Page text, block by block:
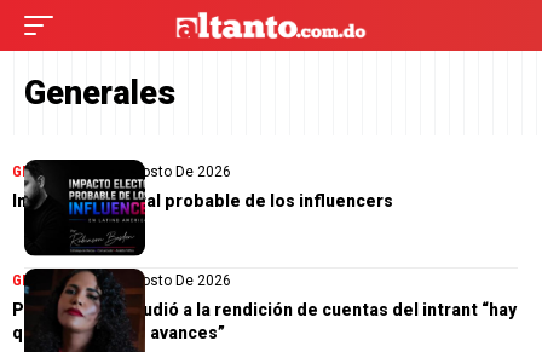
Generales
GENERALES 6 De Agosto De 2026
Impacto electoral probable de los influencers
GENERALES 6 De Agosto De 2026
Pridah Suero acudió a la rendición de cuentas del intrant “hay
que verificar los avances”